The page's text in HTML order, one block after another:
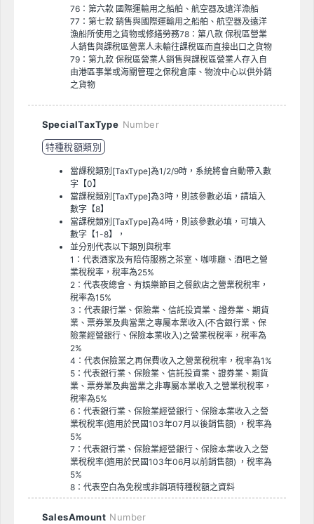
76：第六款 國際運輸用之船舶、航空器及遠洋漁船
77：第七款 銷售與國際運輸用之船舶、航空器及遠洋
漁船所使用之貨物或修繕勞務78：第八款 保稅區營業
人銷售與課稅區營業人未輸往課稅區而直接出口之貨物
79：第九款 保稅區營業人銷售與課稅區營業人存入自
由港區事業或海關管理之保稅倉庫、物流中心以供外銷
之貨物
SpecialTaxType Number
特種稅額類別
當課稅類別[TaxType]為1/2/9時，系統將會自動帶入數
字【0】
當課稅類別[TaxType]為3時，則該參數必填，請填入
數字【8】
當課稅類別[TaxType]為4時，則該參數必填，可填入
數字【1-8】，
並分別代表以下類別與稅率
1：代表酒家及有陪侍服務之茶室、咖啡廳、酒吧之營
業稅稅率，稅率為25%
2：代表夜總會、有娛樂節目之餐飲店之營業稅稅率，
稅率為15%
3：代表銀行業、保險業、信託投資業、證券業、期貨
業、票券業及典當業之專屬本業收入(不含銀行業、保
險業經營銀行、保險本業收入)之營業稅稅率，稅率為
2%
4：代表保險業之再保費收入之營業稅稅率，稅率為1%
5：代表銀行業、保險業、信託投資業、證券業、期貨
業、票券業及典當業之非專屬本業收入之營業稅稅率，
稅率為5%
6：代表銀行業、保險業經營銀行、保險本業收入之營
業稅稅率(適用於民國103年07月以後銷售額) ，稅率為
5%
7：代表銀行業、保險業經營銀行、保險本業收入之營
業稅稅率(適用於民國103年06月以前銷售額) ，稅率為
5%
8：代表空白為免稅或非銷項特種稅額之資料
SalesAmount Number